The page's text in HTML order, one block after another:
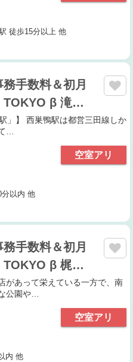
徒歩15分以上 他
手数料＆初月
TOKYO β 滝…
」】 西巣鴨駅は都営三田線しか
…
空室アリ
以内 他
手数料＆初月
TOKYO β 梶…
があって栄えている一方で、南
公園や…
空室アリ
内 他